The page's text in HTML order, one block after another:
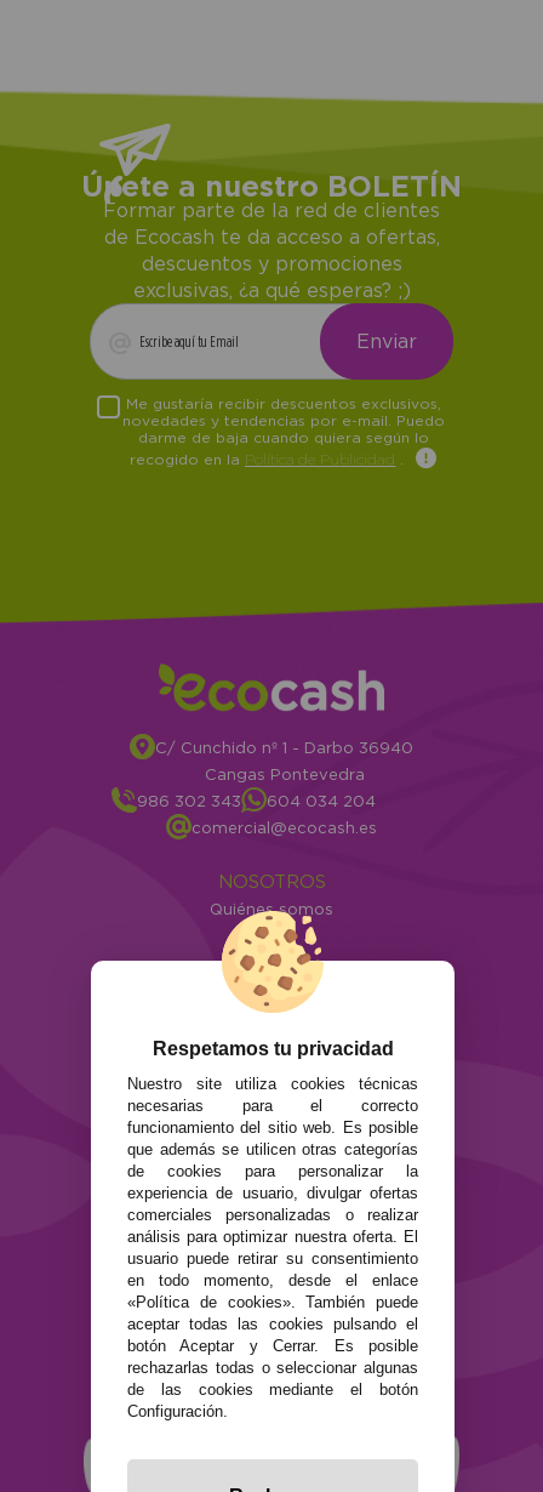
Únete a nuestro BOLETÍN
Formar parte de la red de clientes
de Ecocash te da acceso a ofertas,
descuentos y promociones
exclusivas, ¿a qué esperas? ;)
Me gustaría recibir descuentos exclusivos,
novedades y tendencias por e-mail. Puedo
darme de baja cuando quiera según lo
recogido en la Política de Publicidad
C/ Cunchido nº 1 - Darbo 36940
Cangas Pontevedra
986 302 343
604 034 204
comercial@ecocash.es
NOSOTROS
Quiénes somos
Info
ATENCIÓN AL CLIENTE
Envíos y devoluciones
Formas de pago
SEGURIDAD Y PRIVACIDAD
Términos y condiciones de uso
Política de privacidad
Política de cookies
Respetamos tu privacidad
Nuestro site utiliza cookies técnicas
necesarias para el correcto
funcionamiento del sitio web. Es posible
que además se utilicen otras categorías
de cookies para personalizar la
experiencia de usuario, divulgar ofertas
comerciales personalizadas o realizar
análisis para optimizar nuestra oferta. El
usuario puede retirar su consentimiento
en todo momento, desde el enlace
«Política de cookies». También puede
aceptar todas las cookies pulsando el
botón Aceptar y Cerrar. Es posible
rechazarlas todas o seleccionar algunas
de las cookies mediante el botón
Configuración.